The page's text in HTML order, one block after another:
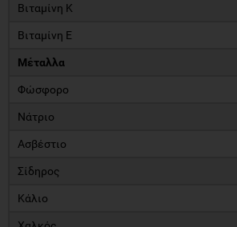
Βιταμίνη Κ
Βιταμίνη Ε
Μέταλλα
Φώσφορο
Νάτριο
Ασβέστιο
Σίδηρος
Κάλιο